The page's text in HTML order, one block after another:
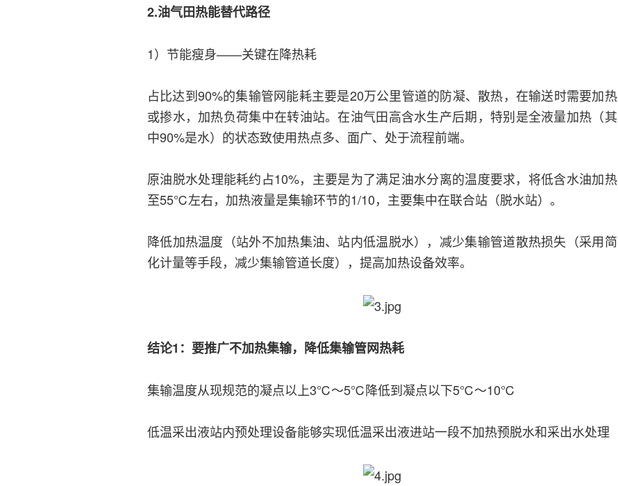
2.油气田热能替代路径
1）节能瘦身——关键在降热耗
占比达到90%的集输管网能耗主要是20万公里管道的防凝、散热，在输送时需要加热
或掺水，加热负荷集中在转油站。在油气田高含水生产后期，特别是全液量加热（其
中90%是水）的状态致使用热点多、面广、处于流程前端。
原油脱水处理能耗约占10%，主要是为了满足油水分离的温度要求，将低含水油加热
至55℃左右，加热液量是集输环节的1/10，主要集中在联合站（脱水站）。
降低加热温度（站外不加热集油、站内低温脱水），减少集输管道散热损失（采用简
化计量等手段，减少集输管道长度），提高加热设备效率。
结论1：要推广不加热集输，降低集输管网热耗
集输温度从现规范的凝点以上3℃～5℃降低到凝点以下5℃～10℃
低温采出液站内预处理设备能够实现低温采出液进站一段不加热预脱水和采出水处理